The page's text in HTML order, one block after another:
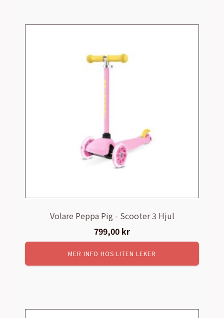
Volare Peppa Pig - Scooter 3 Hjul
799,00 kr
MER INFO HOS LITEN LEKER